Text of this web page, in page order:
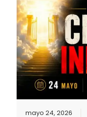
mayo 24, 2026